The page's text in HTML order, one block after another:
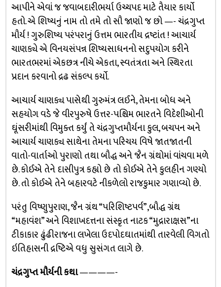
આપીને એવાં જ જવાબદારીભર્યા ઉચ્ચપદ માટે તૈયાર કાર્યો
હતો. એ શિષ્યનું નામ તો તમે તો સૌ જાણો જ છો —- ચંદ્રગુપ્ત
મૌર્ય ! ગુરુશિષ્ય પરંપરાનું ઉત્તમ ભારતીય દ્રષ્ટાંત ! આચાર્ય
ચાણક્યે એ વિનયસંપન્ન શિષ્યસાધનનો સદુપયોગ કરીને
ભારતભરમાં એકછત્ર નીચે એકતા, સ્વતંત્રતા અને સ્થિરતા
પ્રદાન કરવાનો દ્રઢ સંકલ્પ કર્યો.
આચાર્ય ચાણક્ય પાસેથી ગુરુમંત્ર લઈને, તેમના બોધ અને
સહયોગ વડે જે વીરપુરુષે ઉત્તર-પશ્ચિમ ભારતને વિદેશીઓની
ઘૂંસરીમાંથી વિમુક્ત કર્યું તે ચંદ્રગુપ્તમૌર્યના કુલ, બચપન અને
આચાર્ય ચાણક્ય સાથેના તેમના પરિચય વિષે જાતજાતની
વાતો-વાર્તાઓ પુરાણો તથા બૌદ્ધ અને જૈન ગ્રંથોમાં વાંચવા મળે
છે. કોઈએ તેને દાસીપુત્ર કહ્યો છે તો કોઈએ તેને કુલહીન ગણ્યો
છે. તો કોઈએ તેને બહારવટે નીકળેલો રાજકુમાર ગણાવ્યો છે.
પરંતુ વિષ્ણુપુરાણ, જૈન ગ્રંથ “પરિશિષ્ટપર્વ”,બૌદ્ધ ગ્રંથ
“મહાવંશ” અને વિશાખદત્તના સંસ્કૃત નાટક “મુદ્રારાક્ષસ”ના
ટીકાકાર ઢુંઢીરાજના લખેલા ઉદપોદઘાતમાંથી તારવેલી વિગતો
ઇતિહાસની દ્રષ્ટિએ વધુ સુસંગત લાગે છે.
ચંદ્રગુપ્ત મૌર્યની કથા————-